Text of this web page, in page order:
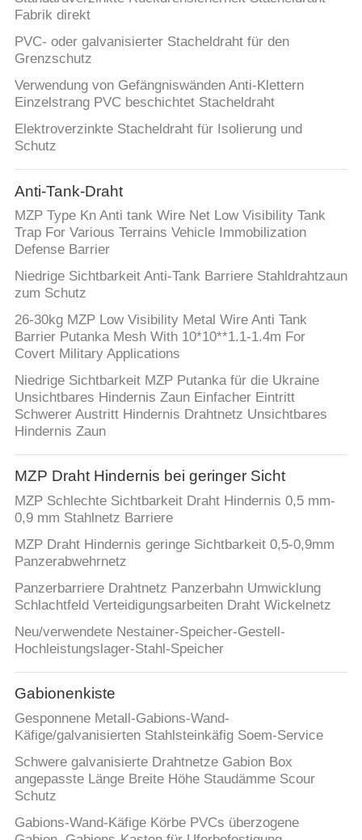
Fabrik direkt
PVC- oder galvanisierter Stacheldraht für den
Grenzschutz
Verwendung von Gefängniswänden Anti-Klettern
Einzelstrang PVC beschichtet Stacheldraht
Elektroverzinkte Stacheldraht für Isolierung und
Schutz
Anti-Tank-Draht
MZP Type Kn Anti tank Wire Net Low Visibility Tank
Trap For Various Terrains Vehicle Immobilization
Defense Barrier
Niedrige Sichtbarkeit Anti-Tank Barriere Stahldrahtzaun
zum Schutz
26-30kg MZP Low Visibility Metal Wire Anti Tank
Barrier Putanka Mesh With 10*10**1.1-1.4m For
Covert Military Applications
Niedrige Sichtbarkeit MZP Putanka für die Ukraine
Unsichtbares Hindernis Zaun Einfacher Eintritt
Schwerer Austritt Hindernis Drahtnetz Unsichtbares
Hindernis Zaun
MZP Draht Hindernis bei geringer Sicht
MZP Schlechte Sichtbarkeit Draht Hindernis 0,5 mm-
0,9 mm Stahlnetz Barriere
MZP Draht Hindernis geringe Sichtbarkeit 0,5-0,9mm
Panzerabwehrnetz
Panzerbarriere Drahtnetz Panzerbahn Umwicklung
Schlachtfeld Verteidigungsarbeiten Draht Wickelnetz
Neu/verwendete Nestainer-Speicher-Gestell-
Hochleistungslager-Stahl-Speicher
Gabionenkiste
Gesponnene Metall-Gabions-Wand-
Käfige/galvanisierten Stahlsteinkäfig Soem-Service
Schwere galvanisierte Drahtnetze Gabion Box
angepasste Länge Breite Höhe Staudämme Scour
Schutz
Gabions-Wand-Käfige Körbe PVCs überzogene